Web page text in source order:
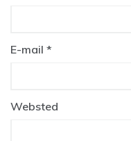
E-mail *
Websted